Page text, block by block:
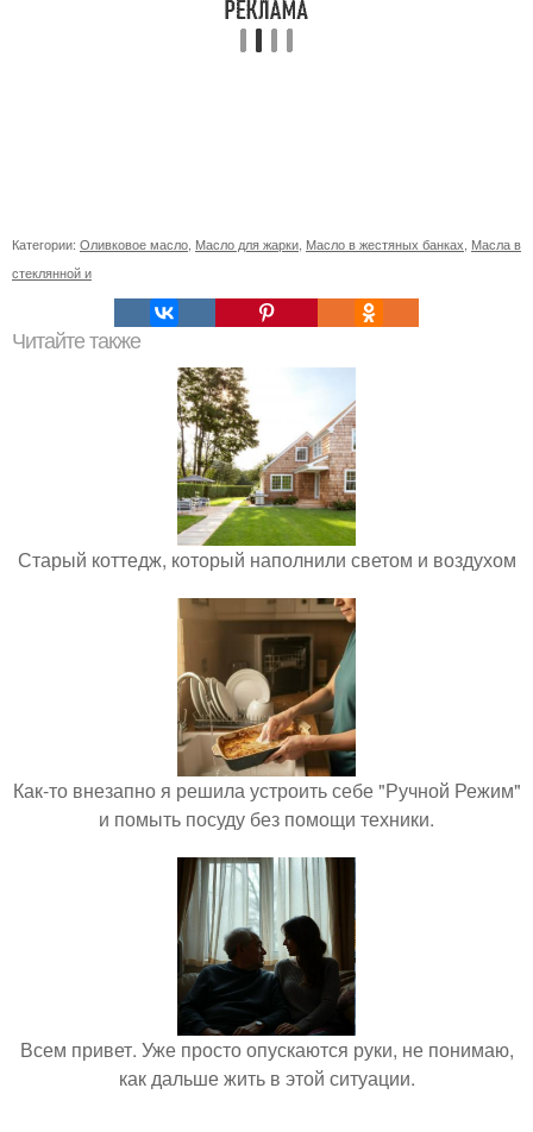
Категории: Оливковое масло, Масло для жарки, Масло в жестяных банках, Масла в
стеклянной и
Читайте также
Старый коттедж, который наполнили светом и воздухом
Как-то внезапно я решила устроить себе "Ручной Режим"
и помыть посуду без помощи техники.
Всем привет. Уже просто опускаются руки, не понимаю,
как дальше жить в этой ситуации.